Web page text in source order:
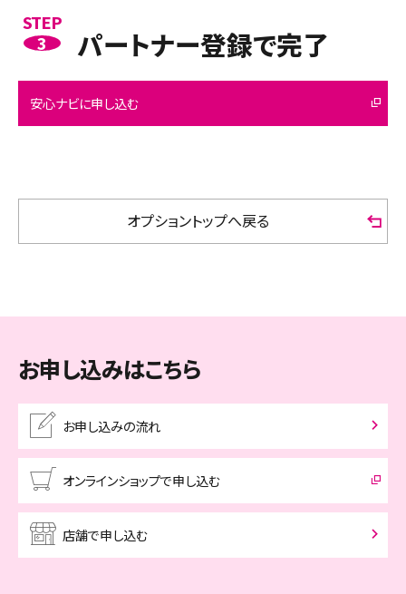
STEP
3
パートナー登録で完了
安心ナビに申し込む
オプショントップへ戻る
お申し込みはこちら
お申し込みの流れ
オンラインショップで申し込む
店舗で申し込む